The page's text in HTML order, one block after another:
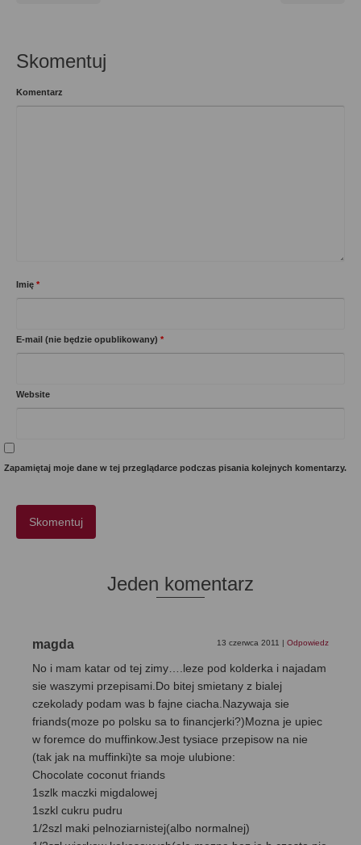
Skomentuj
Komentarz
Imię *
E-mail (nie będzie opublikowany) *
Website
Zapamiętaj moje dane w tej przeglądarce podczas pisania kolejnych komentarzy.
Jeden komentarz
magda 13 czerwca 2011 | Odpowiedz
No i mam katar od tej zimy….leze pod kolderka i najadam
sie waszymi przepisami.Do bitej smietany z bialej
czekolady podam was b fajne ciacha.Nazywaja sie
friands(moze po polsku sa to financjerki?)Mozna je upiec
w foremce do muffinkow.Jest tysiace przepisow na nie
(tak jak na muffinki)te sa moje ulubione:
Chocolate coconut friands
1szlk maczki migdalowej
1szkl cukru pudru
1/2szl maki pelnoziarnistej(albo normalnej)